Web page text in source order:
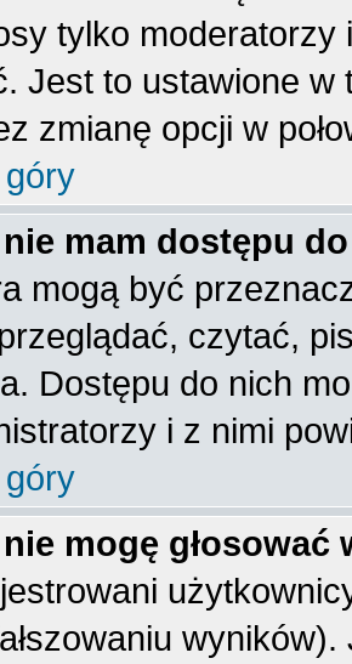
tylko
Jest to ustawione w
zmianę opcji w
mam dostępu
mogą być
czytać,
Dostępu do nich
i z nimi
mogę głosować